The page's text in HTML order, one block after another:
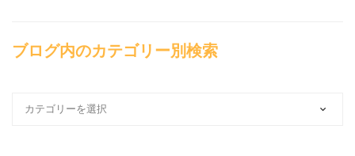
ブログ内のカテゴリー別検索